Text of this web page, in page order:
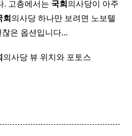
. 고층에서는 국회의사당이 아주
회의사당 하나만 보려면 노보텔
찮은 옵션입니다…
의사당 뷰 위치와 포토스